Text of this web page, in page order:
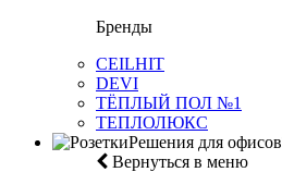
Бренды
CEILHIT
DEVI
ТЁПЛЫЙ ПОЛ №1
ТЕПЛОЛЮКС
Решения для офисов
Вернуться в меню